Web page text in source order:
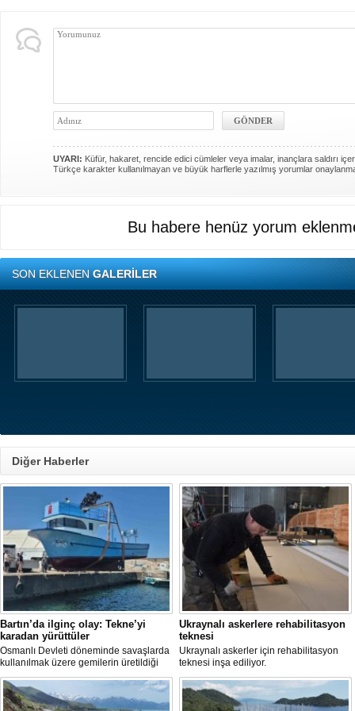
UYARI: Küfür, hakaret, rencide edici cümleler veya imalar, inançlara saldırı
Türkçe karakter kullanılmayan ve büyük harflerle yazılmış yorumlar
Bu habere henüz yorum
SON EKLENENGALERİLER
Diğer Haberler
Bartın’da ilginç olay: Tekne’yi
karadan yürüttüler
Osmanlı Devleti döneminde savaşlarda
kullanılmak üzere gemilerin üretildiği
Bartın’ın Kurucaşile ilçesinde üretilen 11
metrelik tekne adeta karadan yürütüldü.
Dağları, tepeleri aşan balıkçı teknesi,
Ukraynalı askerlere rehabilitasyon
teknesi
Ukraynalı askerler için rehabilitasyon
teknesi inşa ediliyor.